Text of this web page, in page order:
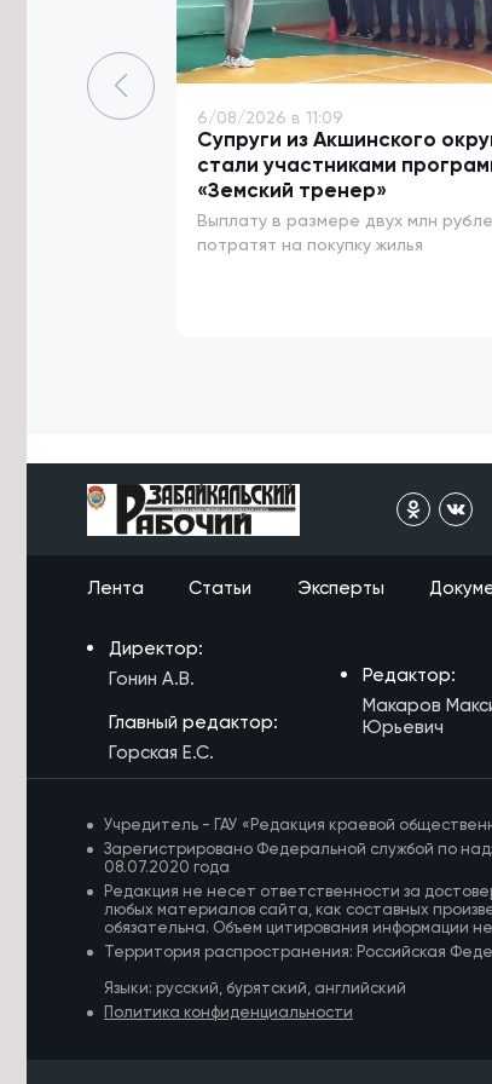
международной премии «КАРДО»
6/08/2026 в 15:59
Потерявшаяся в лесу забайкалка
жарила сыроежки и мастерила
шалаш до спасения
6/08/2026 в 15:37
Сильные дожди прогнозируются в
Забайкалье 9 и 10 августа
2018 — Гидрометцентр
6/08/2026 в 15:09
Река Борзя поднялась на 130
6/08/2026 в 14:51
Чите облагородили благодаря
гранту
6/08/2026 в 14:25
Школы и колледжи Агинского
Бурятского округа готовы к началу
6/08/2026 в 14:03
Новый 24-метровый мост построят
через реку Карповка в Забайкалье
6/08/2026 в 13:41
Забайкалка ушла за грибами с базы
отдыха и заблудилась в лесу
6/08/2026 в 13:39
6/08/2026 в 11:09
Супруги из Акшинского
стали участниками
«Земский тренер»
Выплату в размере двух млн
потратят на покупку жилья
Лента Статьи Эксперты
Директор:
Гонин А.В.
Главный редактор:
Горская Е.С.
Редактор:
Макаров
Юрьевич
Учредитель - ГАУ «Редакция краевой
Зарегистрировано Федеральной службой по
08.07.2020 года
Редакция не несет ответственности за
любых материалов сайта, как составных
обязательна. Объем цитирования информации
Территория распространения: Российская
Языки: русский, бурятский, английский
Политика конфиденциальности